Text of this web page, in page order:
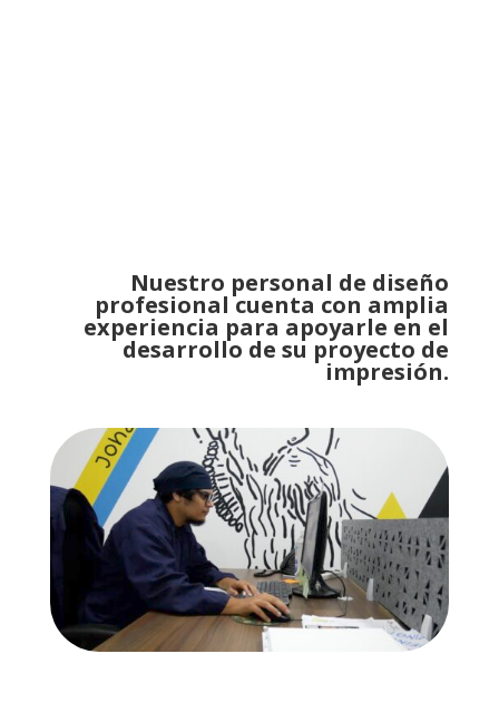
Nuestro personal de diseño
profesional cuenta con amplia
experiencia para apoyarle en el
desarrollo de su proyecto de
impresión.